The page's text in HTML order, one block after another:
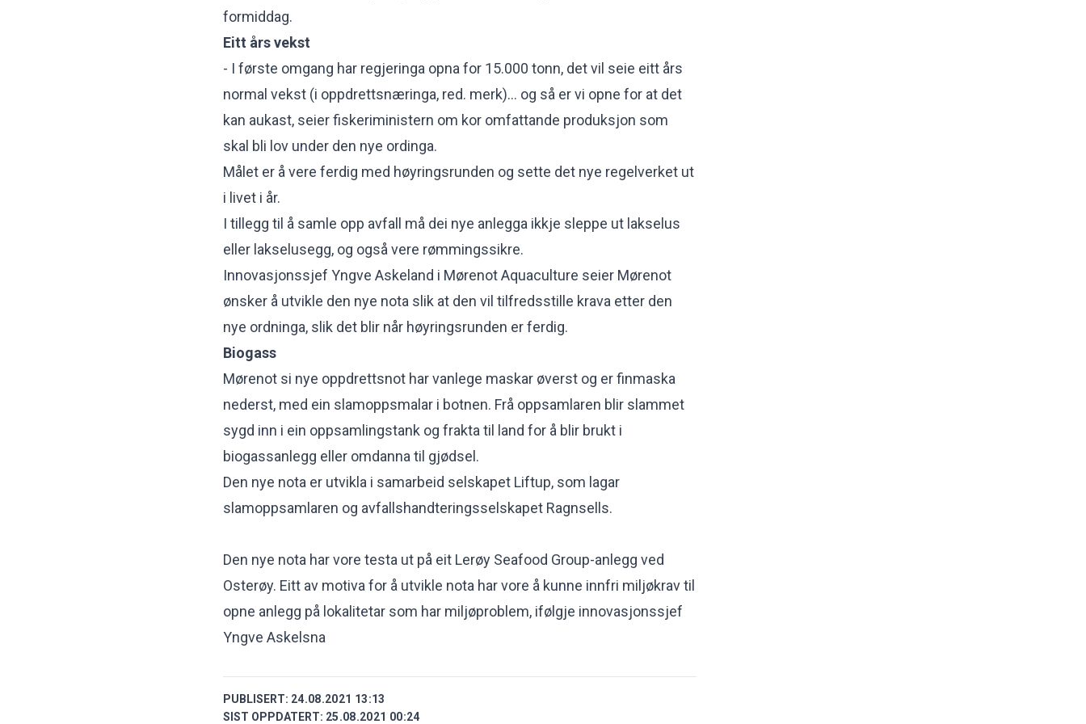
formiddag.
Eitt års vekst
- I første omgang har regjeringa opna for 15.000 tonn, det vil seie eitt års
normal vekst (i oppdrettsnæringa, red. merk)... og så er vi opne for at det
kan aukast, seier fiskeriministern om kor omfattande produksjon som
skal bli lov under den nye ordinga.
Målet er å vere ferdig med høyringsrunden og sette det nye regelverket ut
i livet i år.
I tillegg til å samle opp avfall må dei nye anlegga ikkje sleppe ut lakselus
eller lakselusegg, og også vere rømmingssikre.
Innovasjonssjef Yngve Askeland i Mørenot Aquaculture seier Mørenot
ønsker å utvikle den nye nota slik at den vil tilfredsstille krava etter den
nye ordninga, slik det blir når høyringsrunden er ferdig.
Biogass
Mørenot si nye oppdrettsnot har vanlege maskar øverst og er finmaska
nederst, med ein slamoppsmalar i botnen. Frå oppsamlaren blir slammet
sygd inn i ein oppsamlingstank og frakta til land for å blir brukt i
biogassanlegg eller omdanna til gjødsel.
Den nye nota er utvikla i samarbeid selskapet Liftup, som lagar
slamoppsamlaren og avfallshandteringsselskapet Ragnsells.
Den nye nota har vore testa ut på eit Lerøy Seafood Group-anlegg ved
Osterøy. Eitt av motiva for å utvikle nota har vore å kunne innfri miljøkrav til
opne anlegg på lokalitetar som har miljøproblem, ifølgje innovasjonssjef
Yngve Askelsna
PUBLISERT: 24.08.2021 13:13
SIST OPPDATERT: 25.08.2021 00:24